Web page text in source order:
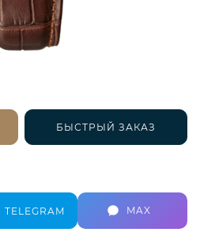
БЫСТРЫЙ ЗАКАЗ
TELEGRAM MAX